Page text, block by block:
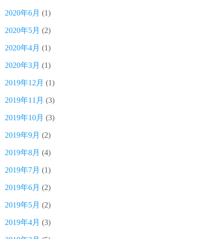
2020年6月 (1)
2020年5月 (2)
2020年4月 (1)
2020年3月 (1)
2019年12月 (1)
2019年11月 (3)
2019年10月 (3)
2019年9月 (2)
2019年8月 (4)
2019年7月 (1)
2019年6月 (2)
2019年5月 (2)
2019年4月 (3)